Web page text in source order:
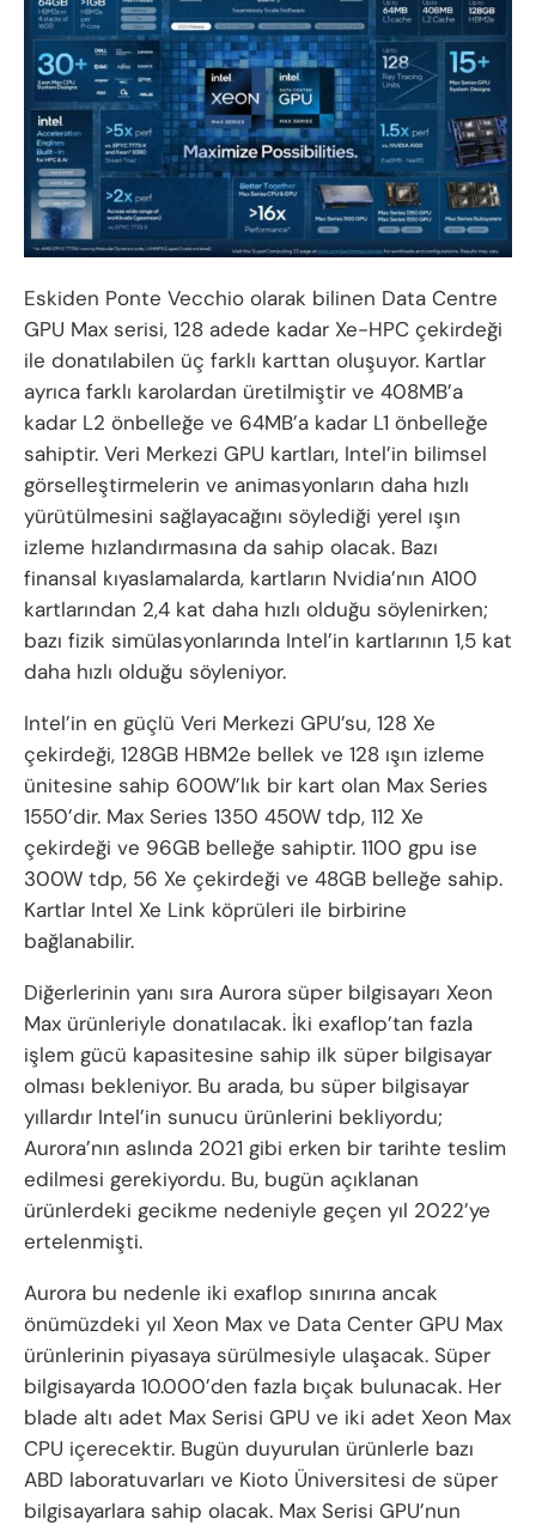
Eskiden Ponte Vecchio olarak bilinen Data Centre
GPU Max serisi, 128 adede kadar Xe-HPC çekirdeği
ile donatılabilen üç farklı karttan oluşuyor. Kartlar
ayrıca farklı karolardan üretilmiştir ve 408MB’a
kadar L2 önbelleğe ve 64MB’a kadar L1 önbelleğe
sahiptir. Veri Merkezi GPU kartları, Intel’in bilimsel
görselleştirmelerin ve animasyonların daha hızlı
yürütülmesini sağlayacağını söylediği yerel ışın
izleme hızlandırmasına da sahip olacak. Bazı
finansal kıyaslamalarda, kartların Nvidia’nın A100
kartlarından 2,4 kat daha hızlı olduğu söylenirken;
bazı fizik simülasyonlarında Intel’in kartlarının 1,5 kat
daha hızlı olduğu söyleniyor.
Intel’in en güçlü Veri Merkezi GPU’su, 128 Xe
çekirdeği, 128GB HBM2e bellek ve 128 ışın izleme
ünitesine sahip 600W’lık bir kart olan Max Series
1550’dir. Max Series 1350 450W tdp, 112 Xe
çekirdeği ve 96GB belleğe sahiptir. 1100 gpu ise
300W tdp, 56 Xe çekirdeği ve 48GB belleğe sahip.
Kartlar Intel Xe Link köprüleri ile birbirine
bağlanabilir.
Diğerlerinin yanı sıra Aurora süper bilgisayarı Xeon
Max ürünleriyle donatılacak. İki exaflop’tan fazla
işlem gücü kapasitesine sahip ilk süper bilgisayar
olması bekleniyor. Bu arada, bu süper bilgisayar
yıllardır Intel’in sunucu ürünlerini bekliyordu;
Aurora’nın aslında 2021 gibi erken bir tarihte teslim
edilmesi gerekiyordu. Bu, bugün açıklanan
ürünlerdeki gecikme nedeniyle geçen yıl 2022’ye
ertelenmişti.
Aurora bu nedenle iki exaflop sınırına ancak
önümüzdeki yıl Xeon Max ve Data Center GPU Max
ürünlerinin piyasaya sürülmesiyle ulaşacak. Süper
bilgisayarda 10.000’den fazla bıçak bulunacak. Her
blade altı adet Max Serisi GPU ve iki adet Xeon Max
CPU içerecektir. Bugün duyurulan ürünlerle bazı
ABD laboratuvarları ve Kioto Üniversitesi de süper
bilgisayarlara sahip olacak. Max Serisi GPU’nun